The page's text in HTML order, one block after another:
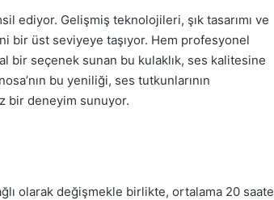
ediyor. Gelişmiş teknolojileri, şık tasarımı ve
bir üst seviyeye taşıyor. Hem profesyonel
bir seçenek sunan bu kulaklık, ses kalitesine
bu yeniliği, ses tutkunlarının
bir deneyim sunuyor.
olarak değişmekle birlikte, ortalama 20 saate